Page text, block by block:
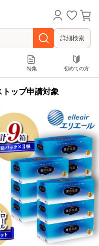
詳細検索
特集 初めての方
ップ申請対象